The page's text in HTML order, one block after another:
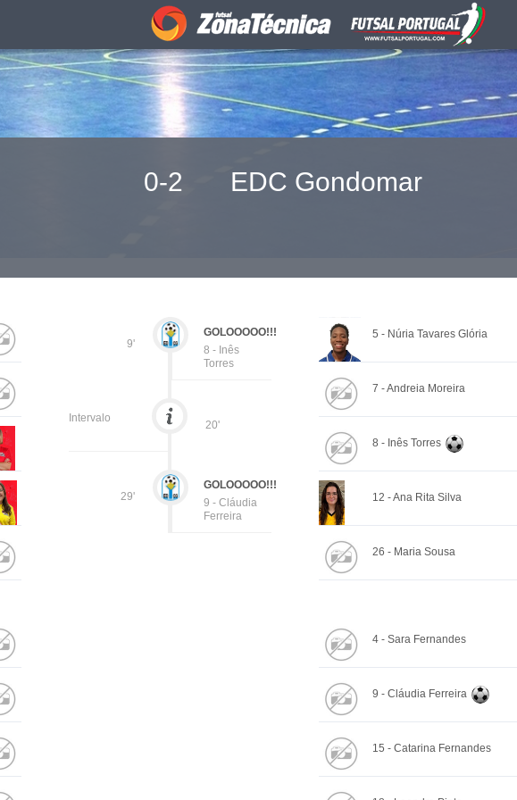
0-2 EDC Gondomar
9'
GOLOOOOO!!!
8 - Inês
Torres
20'
Intervalo
29'
GOLOOOOO!!!
9 - Cláudia
Ferreira
5 - Núria Tavares Glória
7 - Andreia Moreira
8 - Inês Torres
12 - Ana Rita Silva
26 - Maria Sousa
4 - Sara Fernandes
9 - Cláudia Ferreira
15 - Catarina Fernandes